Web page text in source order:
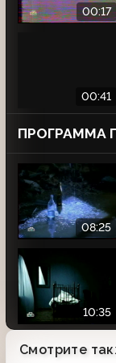
00:17
00:41
ПРОГРАММА
08:25
10:35
Смотрите